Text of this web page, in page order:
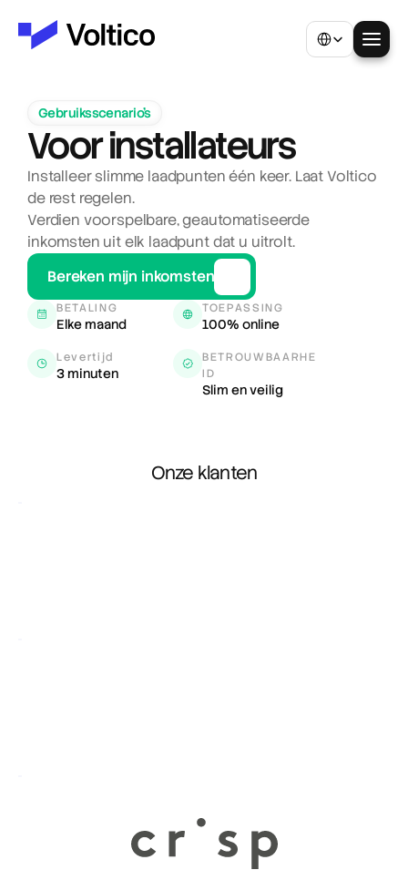
Gebruiksscenario's
Voor installateurs
Installeer slimme laadpunten één keer. Laat Voltico
de rest regelen.
Verdien voorspelbare, geautomatiseerde
inkomsten uit elk laadpunt dat u uitrolt.
Bereken mijn inkomsten
BETALING
Elke maand
TOEPASSING
100% online
Levertijd
3 minuten
BETROUWBAARHE
ID
Slim en veilig
Onze klanten
Select Language